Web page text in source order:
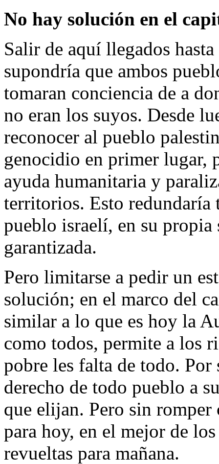
No hay solución en el
Salir de aquí llegados
supondría que ambos
tomaran conciencia de a
no eran los suyos. Desde
reconocer al pueblo
genocidio en primer lugar,
ayuda humanitaria y
territorios. Esto redundaría
pueblo israelí, en su propia
garantizada.
Pero limitarse a pedir un
solución; en el marco del
similar a lo que es hoy la
como todos, permite a los
pobre les falta de todo. Por
derecho de todo pueblo a
que elijan. Pero sin
para hoy, en el mejor de
revueltas para mañana.